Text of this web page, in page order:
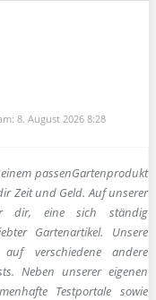
8. August 2026 8:28
passenGartenprodukt
Zeit und Geld. Auf unserer
dir, eine sich ständig
Gartenartikel. Unsere
verschiedene andere
Neben unserer eigenen
Testportale sowie